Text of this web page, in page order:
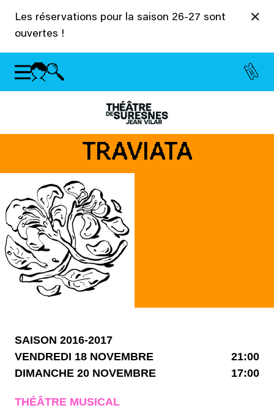
Les réservations pour la saison 26-27 sont
ouvertes !
TRAVIATA
SAISON 2016-2017
VENDREDI 18 NOVEMBRE
21:00
DIMANCHE 20 NOVEMBRE
17:00
THÉÂTRE MUSICAL